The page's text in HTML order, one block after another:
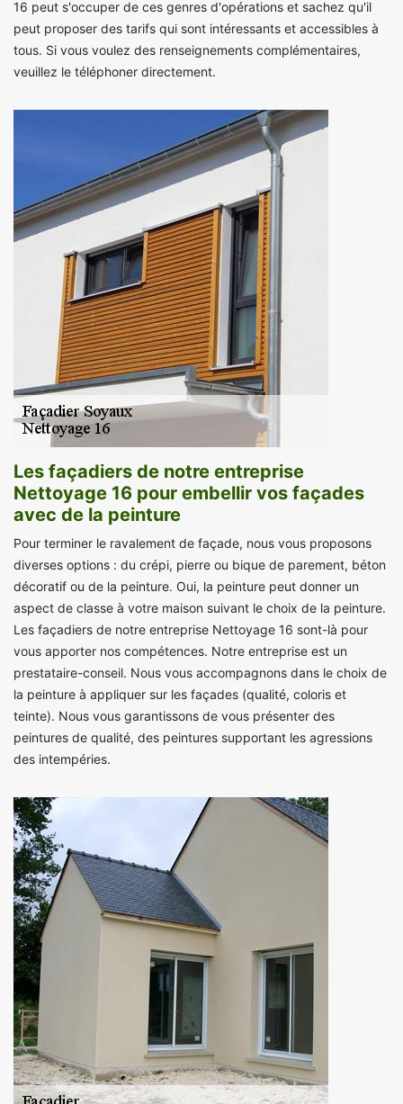
16 peut s'occuper de ces genres d'opérations et sachez qu'il
peut proposer des tarifs qui sont intéressants et accessibles à
tous. Si vous voulez des renseignements complémentaires,
veuillez le téléphoner directement.
Les façadiers de notre entreprise
Nettoyage 16 pour embellir vos façades
avec de la peinture
Pour terminer le ravalement de façade, nous vous proposons
diverses options : du crépi, pierre ou bique de parement, béton
décoratif ou de la peinture. Oui, la peinture peut donner un
aspect de classe à votre maison suivant le choix de la peinture.
Les façadiers de notre entreprise Nettoyage 16 sont-là pour
vous apporter nos compétences. Notre entreprise est un
prestataire-conseil. Nous vous accompagnons dans le choix de
la peinture à appliquer sur les façades (qualité, coloris et
teinte). Nous vous garantissons de vous présenter des
peintures de qualité, des peintures supportant les agressions
des intempéries.